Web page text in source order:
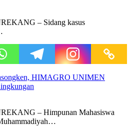
– Sidang kasus
HIMAGRO UNIMEN
– Himpunan Mahasiswa